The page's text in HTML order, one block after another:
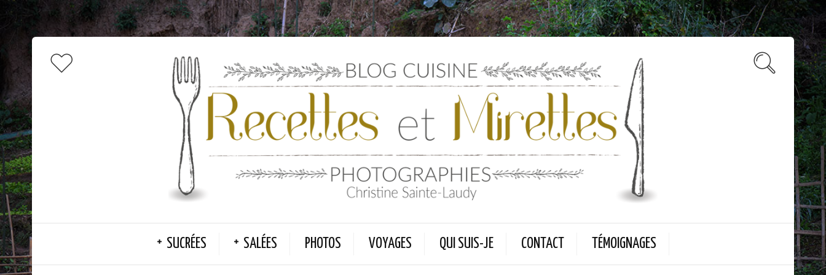
SUCRÉES SALÉES PHOTOS VOYAGES QUI SUIS-JE CONTACT TÉMOIGNAGES